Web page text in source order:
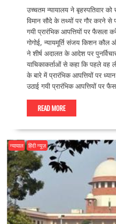
उच्चतम न्यायालय ने बृहस्पतिवार
विमान सौदे के तथ्यों पर गौर करने से
गयी प्रारंभिक आपत्तियों पर फैसला
गोगोई, न्यायमूर्ति संजय किशन कौल
ने शीर्ष अदालत के आदेश पर
याचिकाकर्ताओं से कहा कि पहले वह
के बारे में प्रारंभिक आपत्तियों पर ध्यान
उठाई गयी प्रारंभिक आपत्तियों पर
READ MORE
न्यायाल हिंदी न्यूज़